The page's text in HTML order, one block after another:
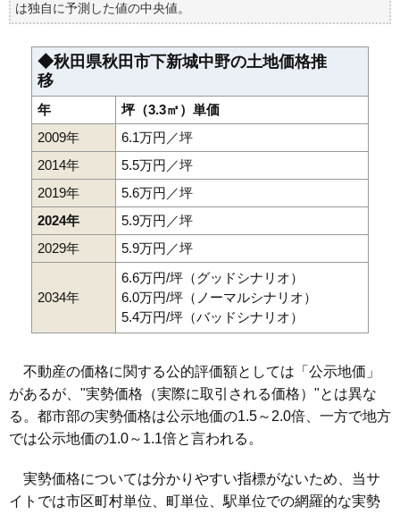
は独自に予測した値の中央値。
◆秋田県秋田市下新城中野の土地価格推
移
年
坪（3.3㎡）単価
2009年
6.1万円／坪
2014年
5.5万円／坪
2019年
5.6万円／坪
2024年
5.9万円／坪
2029年
5.9万円／坪
2034年
6.6万円/坪（グッドシナリオ）
6.0万円/坪（ノーマルシナリオ）
5.4万円/坪（バッドシナリオ）
不動産の価格に関する公的評価額としては「公示地価」
があるが、"実勢価格（実際に取引される価格）"とは異な
る。都市部の実勢価格は公示地価の1.5～2.0倍、一方で地方
では公示地価の1.0～1.1倍と言われる。
実勢価格については分かりやすい指標がないため、当サ
イトでは市区町村単位、町単位、駅単位での網羅的な実勢